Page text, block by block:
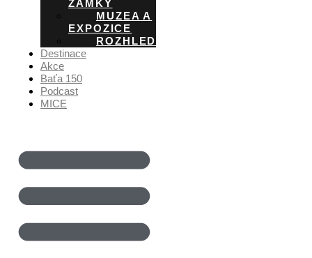
ZÁMKY
MUZEA A
EXPOZICE
ROZHLEDNY
Destinace
Akce
Baťa 150
Podcast
MICE